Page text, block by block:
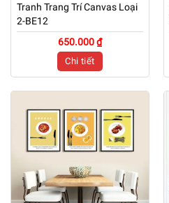
Tranh Trang Trí Canvas Loại
2-BE12
650.000 ₫
Chi tiết